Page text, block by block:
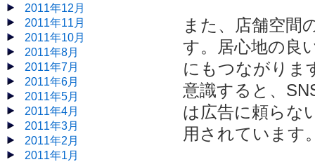
2011年12月
2011年11月
2011年10月
2011年8月
2011年7月
2011年6月
2011年5月
2011年4月
2011年3月
2011年2月
2011年1月
また、店舗空間
す。居心地の良
にもつながりま
意識すると、
は広告に頼らな
用されています